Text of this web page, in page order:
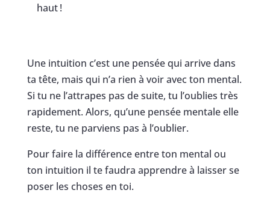
haut !
Une intuition c’est une pensée qui arrive dans
ta tête, mais qui n’a rien à voir avec ton mental.
Si tu ne l’attrapes pas de suite, tu l’oublies très
rapidement. Alors, qu’une pensée mentale elle
reste, tu ne parviens pas à l’oublier.
Pour faire la différence entre ton mental ou
ton intuition il te faudra apprendre à laisser se
poser les choses en toi.